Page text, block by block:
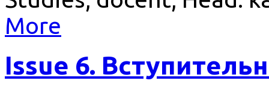
More
Issue 6.